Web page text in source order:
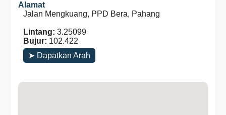
Alamat
Jalan Mengkuang, PPD Bera, Pahang
Lintang: 3.25099
Bujur: 102.422
➤ Dapatkan Arah